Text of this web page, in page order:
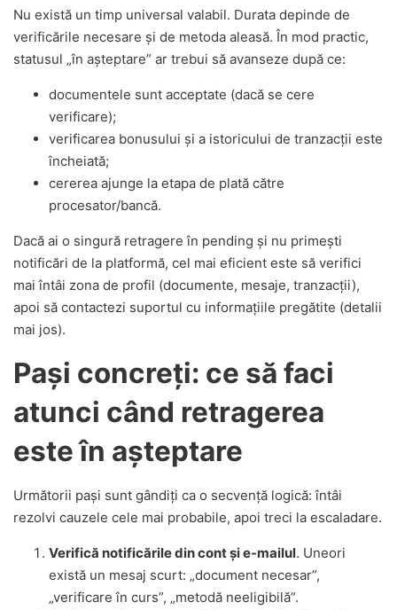
Nu există un timp universal valabil. Durata depinde de
verificările necesare și de metoda aleasă. În mod practic,
statusul „în așteptare” ar trebui să avanseze după ce:
documentele sunt acceptate (dacă se cere
verificare);
verificarea bonusului și a istoricului de tranzacții este
încheiată;
cererea ajunge la etapa de plată către
procesator/bancă.
Dacă ai o singură retragere în pending și nu primești
notificări de la platformă, cel mai eficient este să verifici
mai întâi zona de profil (documente, mesaje, tranzacții),
apoi să contactezi suportul cu informațiile pregătite (detalii
mai jos).
Pași concreți: ce să faci
atunci când retragerea
este în așteptare
Următorii pași sunt gândiți ca o secvență logică: întâi
rezolvi cauzele cele mai probabile, apoi treci la escaladare.
Verifică notificările din cont și e-mailul. Uneori
există un mesaj scurt: „document necesar”,
„verificare în curs”, „metodă neeligibilă”.